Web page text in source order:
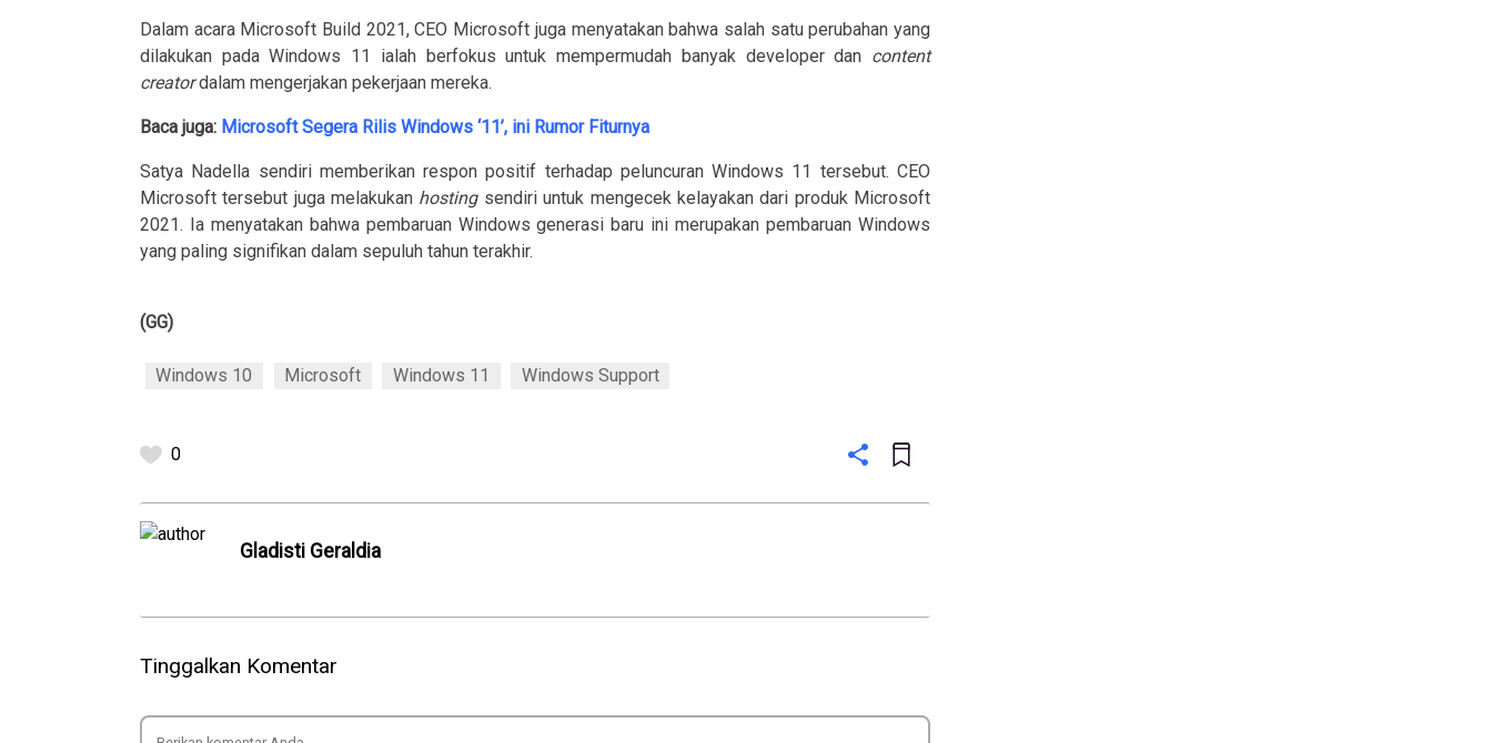
Dalam acara Microsoft Build 2021, CEO Microsoft juga menyatakan bahwa salah satu perubahan yang
dilakukan pada Windows 11 ialah berfokus untuk mempermudah banyak developer dan content
creatordalam mengerjakan pekerjaan mereka.
Baca juga: Microsoft Segera Rilis Windows ‘11’, ini Rumor Fiturnya
Satya Nadella sendiri memberikan respon positif terhadap peluncuran Windows 11 tersebut. CEO
Microsoft tersebut juga melakukan hosting sendiri untuk mengecek kelayakan dari produk Microsoft
2021. Ia menyatakan bahwa pembaruan Windows generasi baru ini merupakan pembaruan Windows
yang paling signifikan dalam sepuluh tahun terakhir.
(GG)
Windows 10 Microsoft Windows 11 Windows Support
0
Gladisti Geraldia
Tinggalkan Komentar